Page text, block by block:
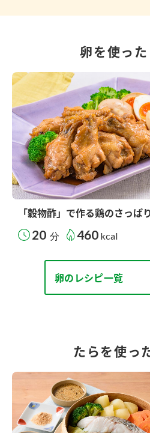
卵を使っ
「穀物酢」で作る鶏のさっぱ
20 分 460 kcal
卵のレシピ一覧
たらを使っ